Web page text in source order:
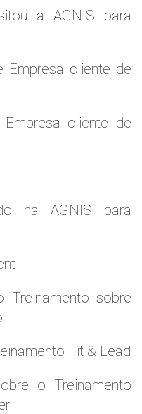
a AGNIS para
Empresa cliente de
cliente de
na AGNIS para
Treinamento sobre
Fit & Lead
o Treinamento